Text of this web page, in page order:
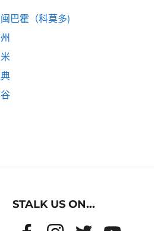
巴霍（科莫多)
STALK US ON...